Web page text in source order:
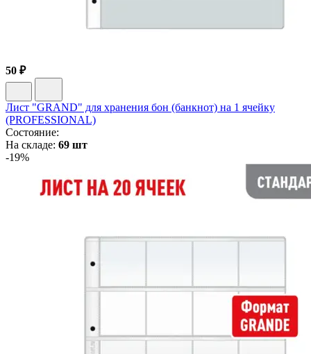
50 ₽
Лист "GRAND" для хранения бон (банкнот) на 1 ячейку
(PROFESSIONAL)
Состояние:
На складе: 69 шт
-19%